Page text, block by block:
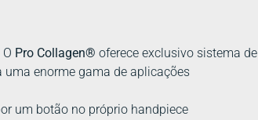
Pro Collagen® oferece exclusivo sistema de
uma enorme gama de aplicações
um botão no próprio handpiece